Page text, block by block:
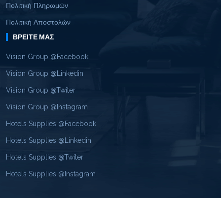
Πολιτική Πληρωμών
Πολιτική Αποστολών
ΒΡΕΊΤΕ ΜΑΣ
Vision Group @Facebook
Vision Group @Linkedin
Vision Group @Twiter
Vision Group @Instagram
Hotels Supplies @Facebook
Hotels Supplies @Linkedin
Hotels Supplies @Twiter
Hotels Supplies @Instagram